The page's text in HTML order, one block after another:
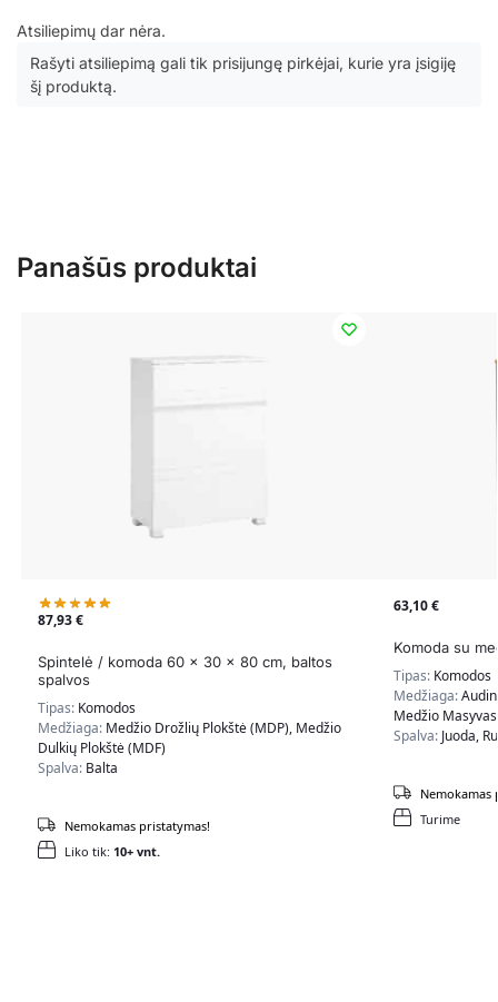
Atsiliepimų dar nėra.
Rašyti atsiliepimą gali tik prisijungę pirkėjai, kurie yra įsigiję
šį produktą.
Panašūs produktai
87,93€
Spintelė / komoda 60 x 30 x 80 cm, baltos
spalvos
Tipas: Komodos
Medžiaga: Medžio Drožlių Plokštė (MDP), Medžio
Dulkių Plokštė (MDF)
Spalva: Balta
Liko tik: 10+ vnt.
Nemokamas pristatymas!
63,10€
Komoda su
Tipas: Komodos
Medžiaga:
Medžio
Spalva: Juoda,
Turime
Nemokamas